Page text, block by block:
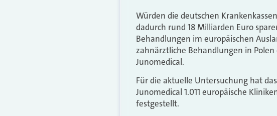
Würden die deutschen
dadurch rund 18 Milliarden Euro
Behandlungen im europäischen
zahnärztliche Behandlungen in
Junomedical.
Für die aktuelle Untersuchung hat
Junomedical 1.011 europäische
festgestellt.